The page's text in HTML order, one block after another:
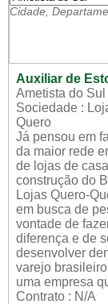
Cidade,
Auxiliar de
Ametista do Sul
Sociedade :
Quero
Já pensou em
da maior rede
de lojas de
construção do
Lojas Quero-
em busca de
vontade de
diferença e de
desenvolver
varejo
uma empresa
Contrato : N/A